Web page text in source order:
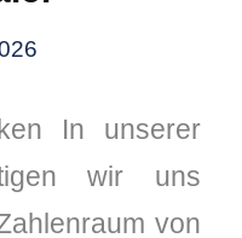
In unserer
wir uns
von